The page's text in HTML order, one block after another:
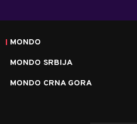
MONDO
MONDO SRBIJA
MONDO CRNA GORA